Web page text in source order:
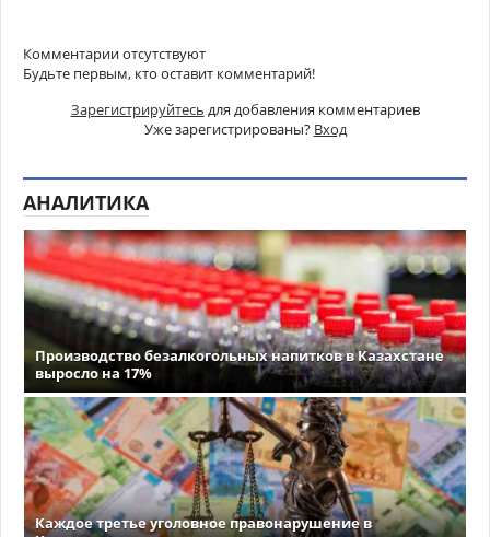
Комментарии отсутствуют
Будьте первым, кто оставит комментарий!
Зарегистрируйтесь для добавления комментариев
Уже зарегистрированы? Вход
АНАЛИТИКА
Производство безалкогольных напитков в Казахстане
выросло на 17%
Каждое третье уголовное правонарушение в